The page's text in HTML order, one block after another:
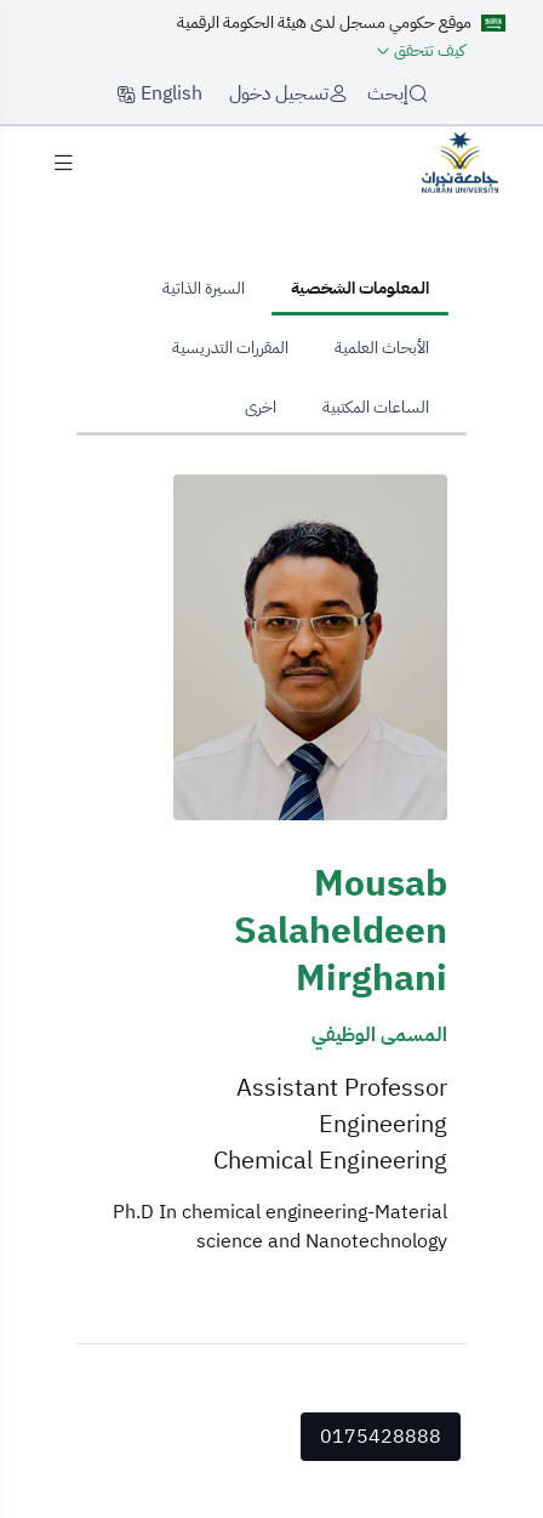
موقع حكومي مسجل لدى هيئة الحكومة الرقمية
كيف تتحقق
إبحث تسجيل دخول English
المعلومات الشخصية السيرة الذاتية
الأبحاث العلمية المقررات التدريسية
الساعات المكتبية اخرى
Mousab
Salaheldeen
Mirghani
المسمى الوظيفي
Assistant Professor
Engineering
Chemical Engineering
Ph.D In chemical engineering-Material
science and Nanotechnology
0175428888